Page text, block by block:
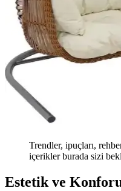
Trendler, ipuçları,
içerikler burada sizi
Estetik ve